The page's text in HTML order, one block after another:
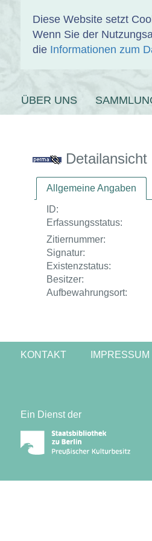
Diese Website setzt
Wenn Sie der
die Informationen zum
ÜBER UNS
Detailansicht
Allgemeine Angaben
ID:
Erfassungsstatus:
Zitiernummer:
Signatur:
Existenzstatus:
Besitzer:
Aufbewahrungsort:
KONTAKT IMPRESSUM
Ein Dienst der